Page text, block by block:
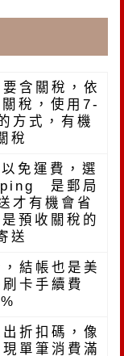
含關稅，依
稅，使用7-
方式，有機
稅
免運費，選
是郵局
才有機會省
預收關稅的
送
結帳也是美
卡手續費
折扣碼，像
單筆消費滿